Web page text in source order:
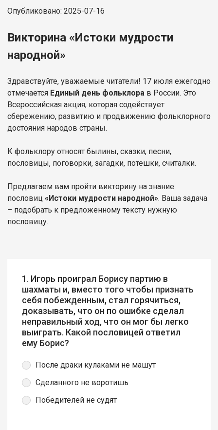
Опубликовано: 2025-07-16
Викторина «Истоки мудрости
народной»
Здравствуйте, уважаемые читатели! 17 июля ежегодно
отмечается Единый день фольклора в России. Это
Всероссийская акция, которая содействует
сбережению, развитию и продвижению фольклорного
достояния народов страны.
К фольклору относят былины, сказки, песни,
пословицы, поговорки, загадки, потешки, считалки.
Предлагаем вам пройти викторину на знание
пословиц «Истоки мудрости народной». Ваша задача
– подобрать к предложенному тексту нужную
пословицу.
1. Игорь проиграл Борису партию в
шахматы и, вместо того чтобы признать
себя побежденным, стал горячиться,
доказывать, что он по ошибке сделал
неправильный ход, что он мог бы легко
выиграть. Какой пословицей ответил
ему Борис?
После драки кулаками не машут
Сделанного не воротишь
Победителей не судят